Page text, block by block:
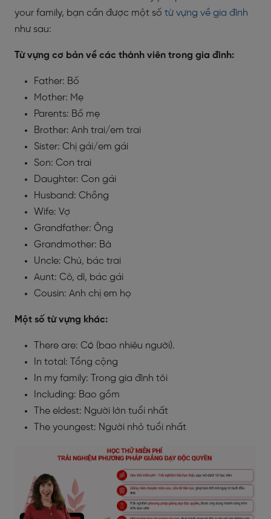
your family, bạn cần được một số từ vựng về gia đình
như sau:
Từ vựng cơ bản về các thành viên trong gia đình:
Father: Bố
Mother: Mẹ
Parents: Bố mẹ
Brother: Anh trai/em trai
Sister: Chị gái/em gái
Son: Con trai
Daughter: Con gái
Husband: Chồng
Wife: Vợ
Grandfather: Ông
Grandmother: Bà
Uncle: Chú, bác trai
Aunt: Cô, dì, bác gái
Cousin: Anh chị em họ
Một số từ vựng khác:
There are: Có (bao nhiêu người).
In total: Tổng cộng
In my family: Trong gia đình tôi
Including: Bao gồm
The eldest: Người lớn tuổi nhất
The youngest: Người nhỏ tuổi nhất